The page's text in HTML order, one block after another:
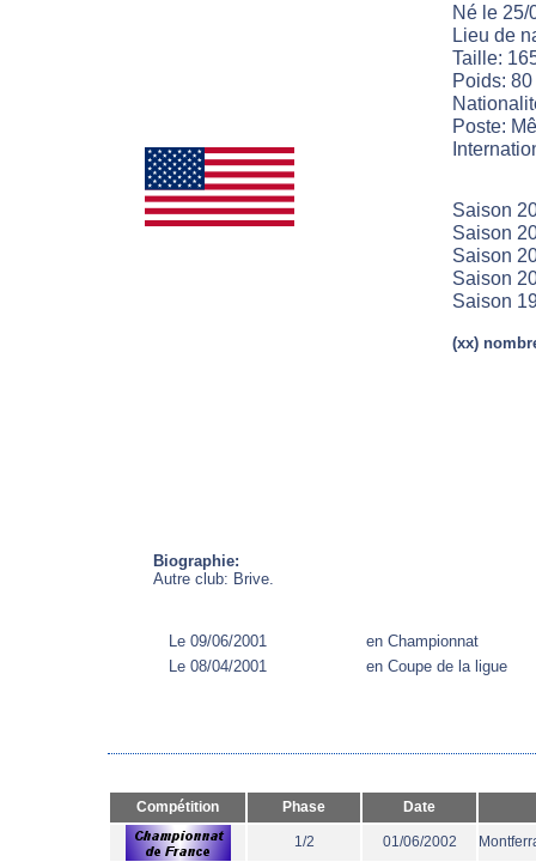
Né le 25/
Lieu de
Taille:
Poids:
Poste:
Saison
Saison
Saison
Saison
Saison
(xx)
Biographie:
Autre club: Brive.
Le 09/06/2001
en Championnat
Le 08/04/2001
en Coupe de la ligue
Compétition Phase Date
1/2 01/06/2002